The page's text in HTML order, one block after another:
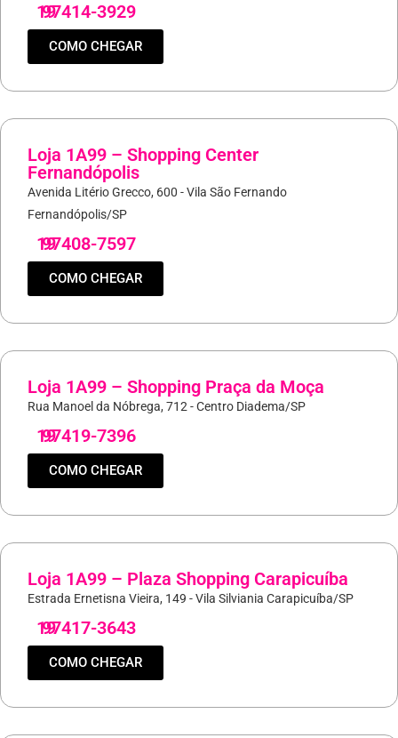
19
97414-3929
COMO CHEGAR
Loja 1A99 – Shopping Center
Fernandópolis
Avenida Litério Grecco, 600 - Vila São Fernando
Fernandópolis/SP
19
97408-7597
COMO CHEGAR
Loja 1A99 – Shopping Praça da Moça
Rua Manoel da Nóbrega, 712 - Centro Diadema/SP
19
97419-7396
COMO CHEGAR
Loja 1A99 – Plaza Shopping Carapicuíba
Estrada Ernetisna Vieira, 149 - Vila Silviania Carapicuíba/SP
19
97417-3643
COMO CHEGAR